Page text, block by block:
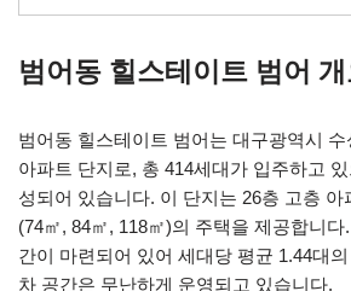
범어동 힐스테이트 범어
범어동 힐스테이트 범어는 대구광역시
아파트 단지로, 총 414세대가 입주하고
성되어 있습니다. 이 단지는 26층 고층 아
(74㎡, 84㎡, 118㎡)의 주택을 제공합니
간이 마련되어 있어 세대당 평균 1.44대
차 공간은 무난하게 운영되고 있습니다.